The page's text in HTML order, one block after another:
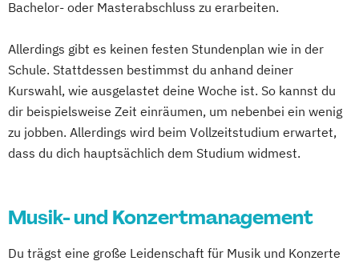
Bachelor- oder Masterabschluss zu erarbeiten.
Allerdings gibt es keinen festen Stundenplan wie in der
Schule. Stattdessen bestimmst du anhand deiner
Kurswahl, wie ausgelastet deine Woche ist. So kannst du
dir beispielsweise Zeit einräumen, um nebenbei ein wenig
zu jobben. Allerdings wird beim Vollzeitstudium erwartet,
dass du dich hauptsächlich dem Studium widmest.
Musik- und Konzertmanagement
Du trägst eine große Leidenschaft für Musik und Konzerte